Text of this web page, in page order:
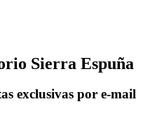
Sierra Espuña
exclusivas por e-mail